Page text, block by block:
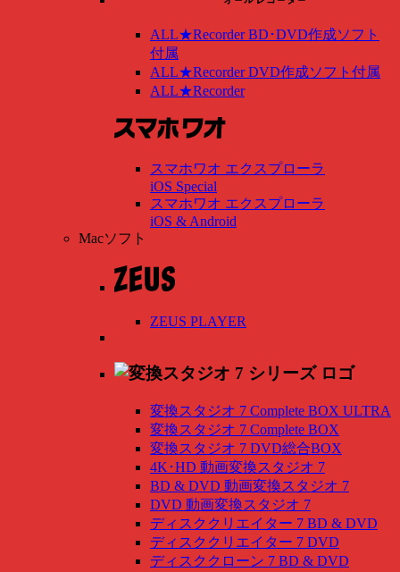
ALL★Recorder BD･DVD作成ソフト
付属
ALL★Recorder DVD作成ソフト付属
ALL★Recorder
スマホワオ エクスプローラ
iOS Special
スマホワオ エクスプローラ
iOS & Android
Macソフト
ZEUS PLAYER
変換スタジオ 7 Complete BOX ULTRA
変換スタジオ 7 Complete BOX
変換スタジオ 7 DVD総合BOX
4K･HD 動画変換スタジオ 7
BD & DVD 動画変換スタジオ 7
DVD 動画変換スタジオ 7
ディスククリエイター 7 BD & DVD
ディスククリエイター 7 DVD
ディスククローン 7 BD & DVD